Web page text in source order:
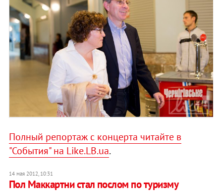
Полный репортаж с концерта читайте в
"События" на Like.LB.ua.
14 мая 2012, 10:31
Пол Маккартни стал послом по туризму